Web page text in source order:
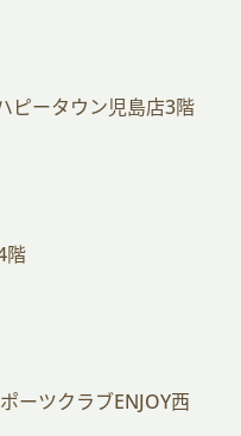
ピータウン児島店3階
階
ーツクラブENJOY西